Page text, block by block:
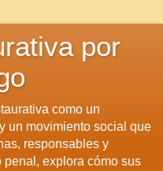
por
como un
un movimiento social que
responsables y
penal, explora cómo sus